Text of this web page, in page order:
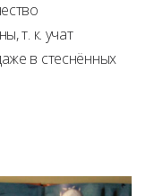
т. к. учат
в стеснённых